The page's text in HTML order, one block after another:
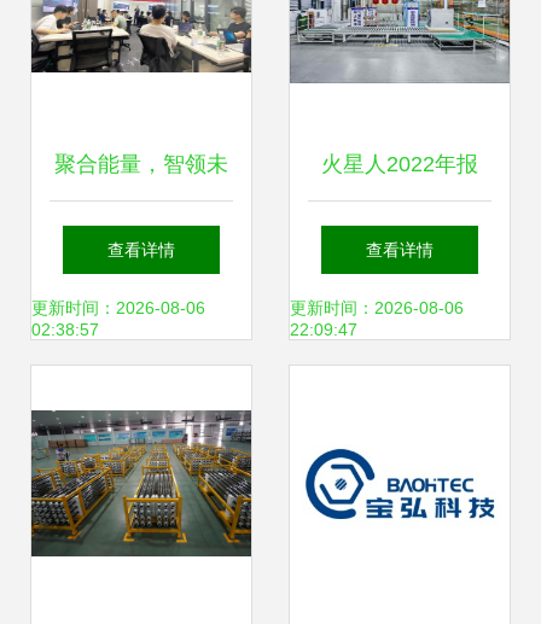
聚合能量，智领未
来 云祺科技《新兴
能源技术研发》客
收官
查看详情
更新时间：2026-08-06
02:38:57
火星人2022年报
技术驱动，研发加
码，构建长期价值
查看详情
更新时间：2026-08-06
22:09:47